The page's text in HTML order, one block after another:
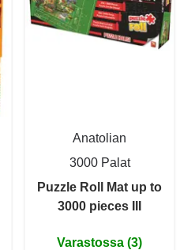
Anatolian
3000 Palat
Puzzle Roll Mat up to
3000 pieces III
Varastossa (3)